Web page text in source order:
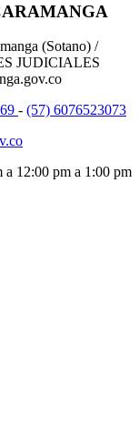
(Sotano) /
JUDICIALES
- (57) 6076523073
a 12:00 pm a 1:00 pm